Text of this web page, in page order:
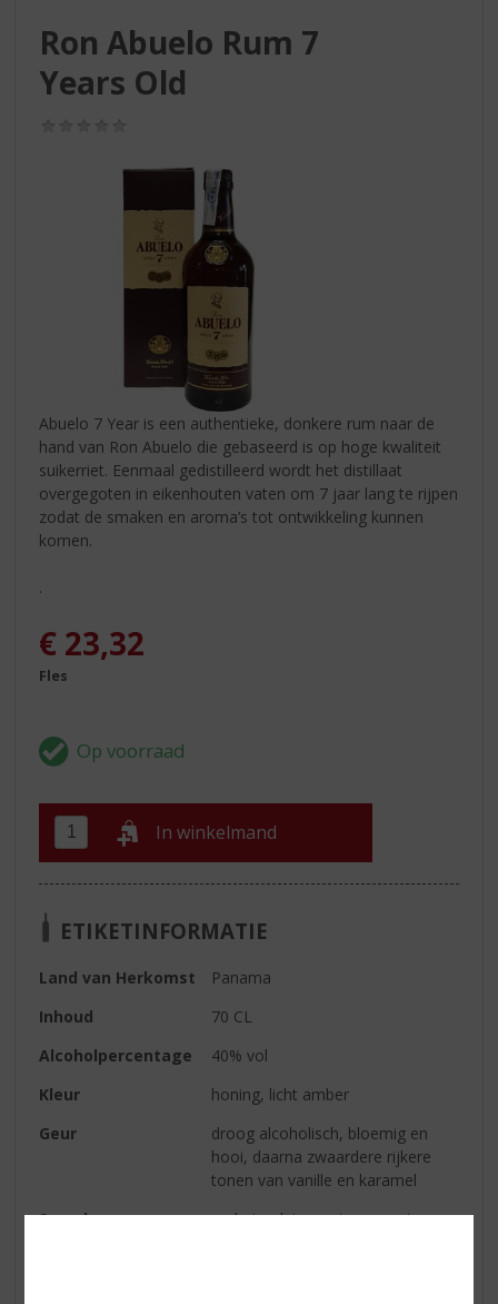
Ron Abuelo Rum 7
Years Old
Abuelo 7 Year is een authentieke, donkere rum naar de
hand van Ron Abuelo die gebaseerd is op hoge kwaliteit
suikerriet. Eenmaal gedistilleerd wordt het distillaat
overgegoten in eikenhouten vaten om 7 jaar lang te rijpen
zodat de smaken en aroma’s tot ontwikkeling kunnen
komen.
.
€ 23,32
Fles
In winkelmand
ETIKETINFORMATIE
Land van Herkomst
Panama
Inhoud
70 CL
Alcoholpercentage
40% vol
Kleur
honing, licht amber
Geur
droog alcoholisch, bloemig en
hooi, daarna zwaardere rijkere
tonen van vanille en karamel
Smaak
op het palet opent een zoete en